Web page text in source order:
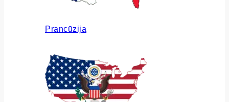
Prancūzija